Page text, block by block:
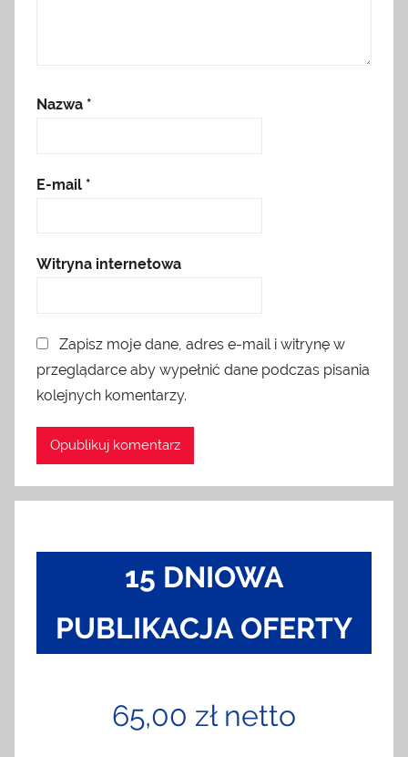
Nazwa *
E-mail *
Witryna internetowa
Zapisz moje dane, adres e-mail i witrynę w
przeglądarce aby wypełnić dane podczas pisania
kolejnych komentarzy.
15 DNIOWA
PUBLIKACJA OFERTY
65,00 zł netto